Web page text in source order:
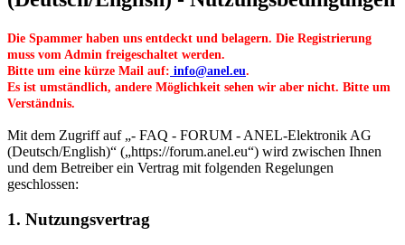
Die Spammer haben uns entdeckt und belagern. Die Registrierung
muss vom Admin freigeschaltet werden.
Bitte um eine kürze Mail auf: info@anel.eu.
Es ist umständlich, andere Möglichkeit sehen wir aber nicht. Bitte um
Verständnis.
Mit dem Zugriff auf „- FAQ - FORUM - ANEL-Elektronik AG
(Deutsch/English)“ („https://forum.anel.eu“) wird zwischen Ihnen
und dem Betreiber ein Vertrag mit folgenden Regelungen
geschlossen:
1. Nutzungsvertrag